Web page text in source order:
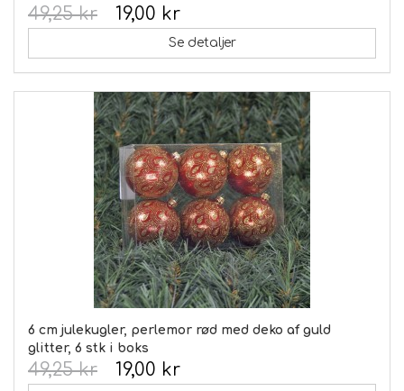
19,00 kr
49,25 kr
Se detaljer
6 cm julekugler, perlemor rød med deko af guld
glitter, 6 stk i boks
19,00 kr
49,25 kr